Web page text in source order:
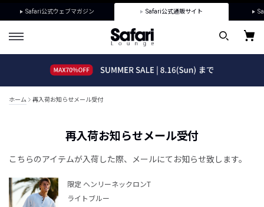
Safari公式ウェブマガジン Safari公式通販サイト
ホーム 再入荷お知らせメール受付
再入荷お知らせメール受付
こちらのアイテムが入荷した際、メールにてお知らせ致します。
限定 ヘンリーネックロンT
ライトブルー